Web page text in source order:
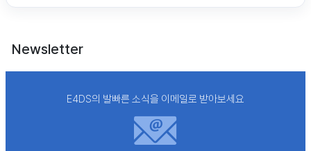
Newsletter
E4DS의 발빠른 소식을 이메일로 받아보세요